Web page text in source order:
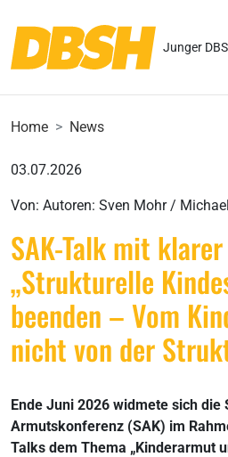
Junger
Home News
03.07.2026
Von: Autoren: Sven Mohr /
SAK-Talk mit
„Strukturelle
beenden – Vom
nicht von der
Ende Juni 2026 widmete sich die
Armutskonferenz (SAK) im
Talks dem Thema „Kinderarmut